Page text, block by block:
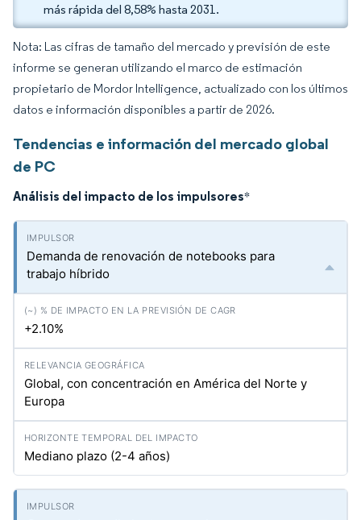
más rápida del 8,58% hasta 2031.
Nota: Las cifras de tamaño del mercado y previsión de este
informe se generan utilizando el marco de estimación
propietario de Mordor Intelligence, actualizado con los últimos
datos e información disponibles a partir de 2026.
Tendencias e información del mercado global
de PC
Análisis del impacto de los impulsores*
Demanda de renovación de notebooks para
trabajo híbrido
+2.10%
Global, con concentración en América del Norte y
Europa
Mediano plazo (2-4 años)